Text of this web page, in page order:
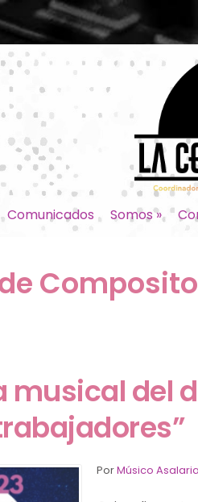
Comunicados Somos»
musical del
PorMúsico